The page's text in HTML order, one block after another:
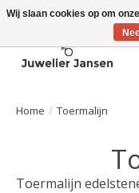
Home / Toermalijn
Toermalijn
Wij slaan cookies op om